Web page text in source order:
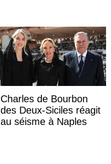
Charles de Bourbon
des Deux-Siciles réagit
au séisme à Naples